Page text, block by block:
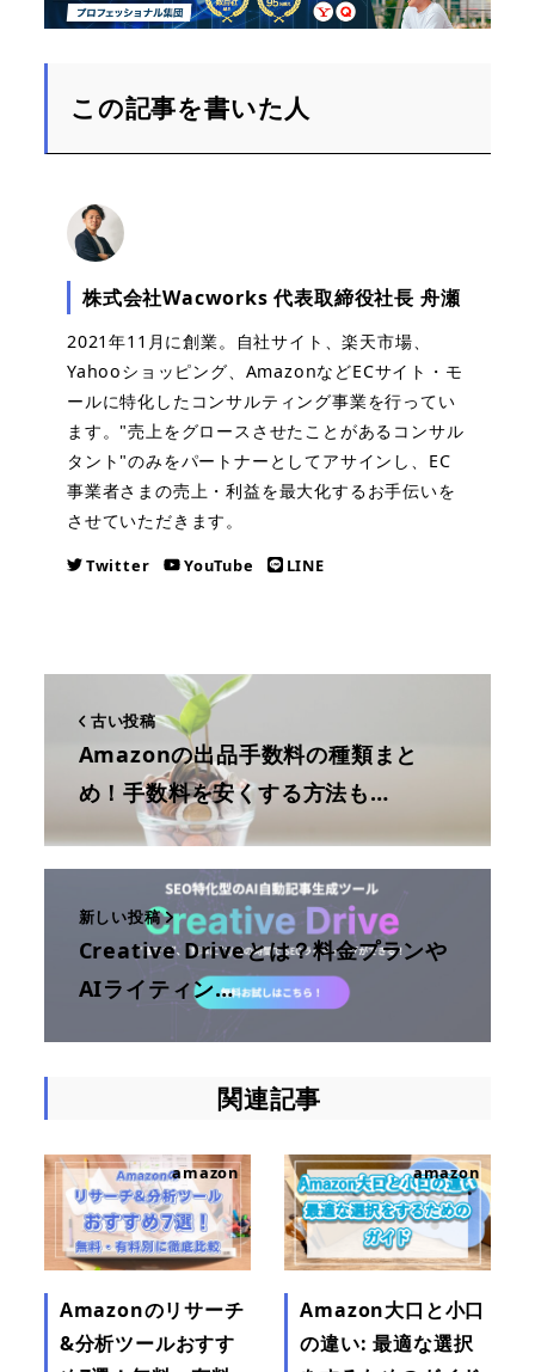
この記事を書いた人
株式会社Wacworks 代表取締役社長 舟瀬
2021年11月に創業。自社サイト、楽天市場、
Yahooショッピング、AmazonなどECサイト・モ
ールに特化したコンサルティング事業を行ってい
ます。"売上をグロースさせたことがあるコンサル
タント"のみをパートナーとしてアサインし、EC
事業者さまの売上・利益を最大化するお手伝いを
させていただきます。
Twitter YouTube LINE
古い投稿
Amazonの出品手数料の種類まと
め！手数料を安くする方法も…
新しい投稿
Creative Driveとは？料金プランや
AIライティン…
関連記事
amazon
Amazonのリサーチ
&分析ツールおすす
amazon
Amazon大口と小口
の違い: 最適な選択